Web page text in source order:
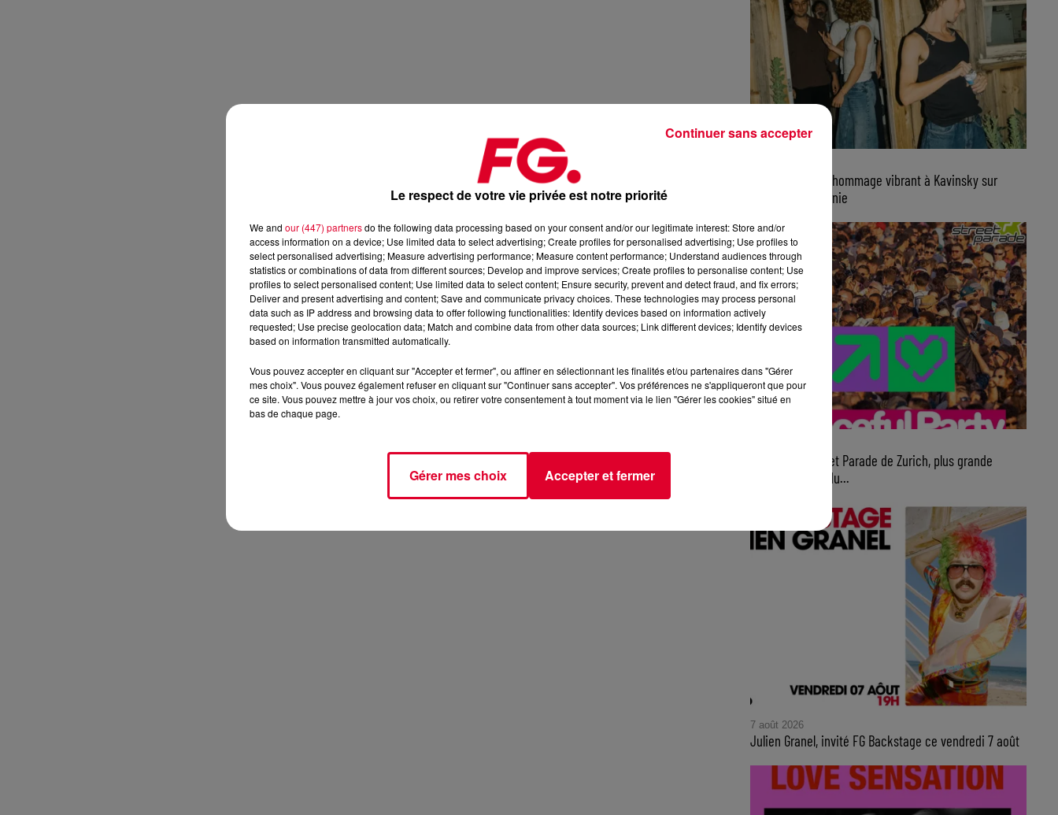
Parcels rend un hommage vibrant à Kavinsky sur
scène en Californie
Ce samedi, Street Parade de Zurich, plus grande
parade électro du...
7 août 2026
Julien Granel, invité FG Backstage ce vendredi 7 août
Le respect de votre vie privée est notre priorité
We and our (447) partnersdo the following data processing based on your consent and/or our legitimate interest: Store and/or
access information on a device; Use limited data to select advertising; Create profiles for personalised advertising; Use profiles to
select personalised advertising; Measure advertising performance; Measure content performance; Understand audiences through
statistics or combinations of data from different sources; Develop and improve services; Create profiles to personalise content; Use
profiles to select personalised content; Use limited data to select content; Ensure security, prevent and detect fraud, and fix errors;
Deliver and present advertising and content; Save and communicate privacy choices. These technologies may process personal
data such as IP address and browsing data to offer following functionalities: Identify devices based on information actively
requested; Use precise geolocation data; Match and combine data from other data sources; Link different devices; Identify devices
based on information transmitted automatically.
Vous pouvez accepter en cliquant sur "Accepter et fermer", ou affiner en sélectionnant les finalités et/ou partenaires dans "Gérer
mes choix". Vous pouvez également refuser en cliquant sur "Continuer sans accepter". Vos préférences ne s'appliqueront que pour
ce site. Vous pouvez mettre à jour vos choix, ou retirer votre consentement à tout moment via le lien "Gérer les cookies" situé en
bas de chaque page.
Gérer mes choix Accepter et fermer
Continuer sans accepter